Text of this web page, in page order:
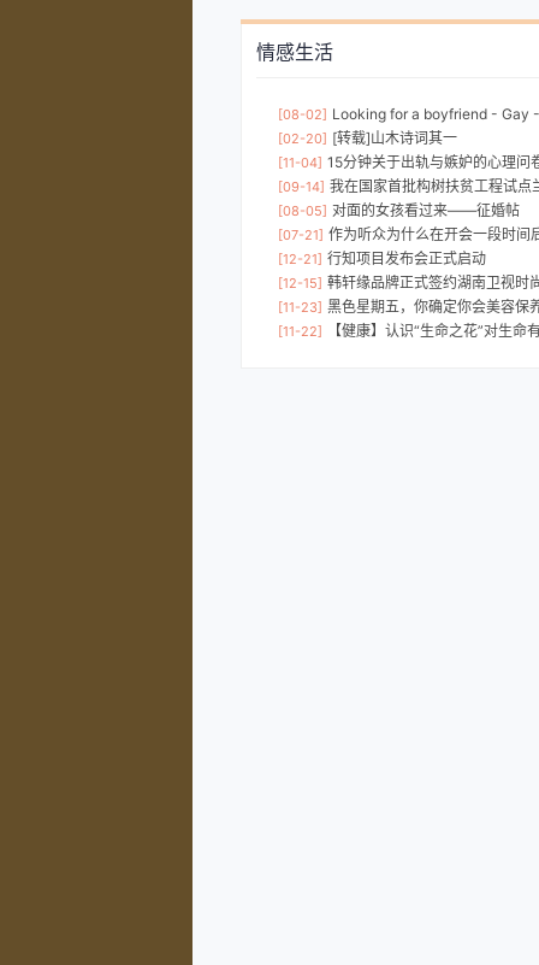
情感生活
[08-02] Looking for a boyfriend - Gay
[02-20] [转载]山木诗词其一
[11-04] 15分钟关于出轨与嫉妒的心理问卷
[09-14] 我在国家首批构树扶贫工程试点兰考学习│兰考
[08-05] 对面的女孩看过来——征婚帖
[07-21] 作为听众为什么在开会一段时间后感觉有点蒙，不
[12-21] 行知项目发布会正式启动
[12-15] 韩轩缘品牌正式签约湖南卫视时
[11-23] 黑色星期五，你确定你会美容保
[11-22] 【健康】认识“生命之花”对生命